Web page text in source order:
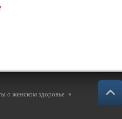
о женском здоровье ♥